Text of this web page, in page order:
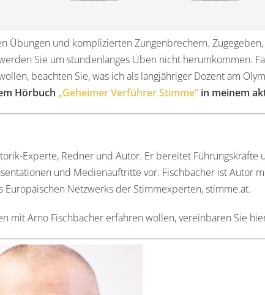
Übungen und komplizierten Zungenbrechern.
Sie um stundenlanges Üben nicht herumkommen.
beachten Sie, was ich als langjähriger Dozent am
Hörbuch „Geheimer Verführer Stimme“ in meinem
Experte, Redner und Autor. Er bereitet
und Medienauftritte vor. Fischbacher ist Autor
Europäischen Netzwerks der Stimmexperten, stimme.at.
mit Arno Fischbacher erfahren wollen, vereinbaren Sie